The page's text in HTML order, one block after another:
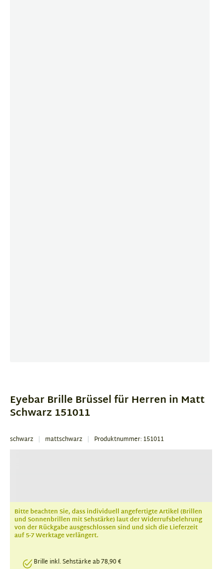
2
Eyebar Brille Brüssel für Herren in Matt
Schwarz 151011
schwarz mattschwarz Produktnummer: 151011
Bitte beachten Sie, dass individuell angefertigte Artikel (Brillen
und Sonnenbrillen mit Sehstärke) laut der Widerrufsbelehrung
von der Rückgabe ausgeschlossen sind und sich die Lieferzeit
auf 5-7 Werktage verlängert.
Brille inkl. Sehstärke ab 78,90 €